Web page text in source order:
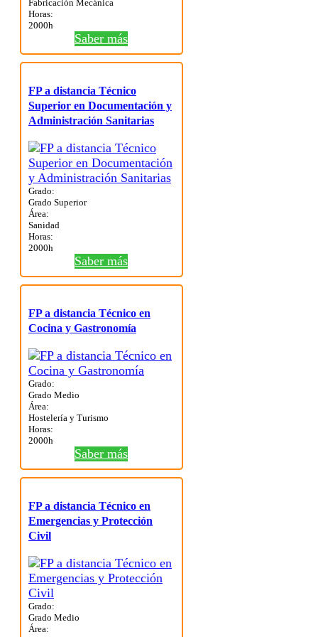
Fabricación Mecánica
Horas:
2000h
Saber más
FP a distancia Técnico
Superior en Documentación y
Administración Sanitarias
Grado:
Grado Superior
Área:
Sanidad
Horas:
2000h
Saber más
FP a distancia Técnico en
Cocina y Gastronomía
Grado:
Grado Medio
Área:
Hostelería y Turismo
Horas:
2000h
Saber más
FP a distancia Técnico en
Emergencias y Protección
Civil
Grado:
Grado Medio
Área: